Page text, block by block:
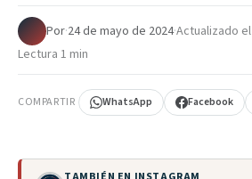
Por·24 de mayo de 2024·Actualizado el
Lectura 1 min
COMPARTIR WhatsApp Facebook